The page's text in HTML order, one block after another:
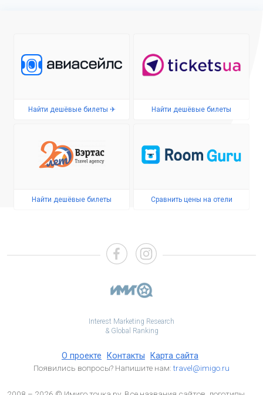
Найти дешёвые билеты ✈ Найти дешёвые билеты
Найти дешёвые билеты Сравнить цены на отели
Interest Marketing Research
& Global Ranking
О проекте Контакты Карта сайта
Появились вопросы? Напишите нам:travel@imigo.ru